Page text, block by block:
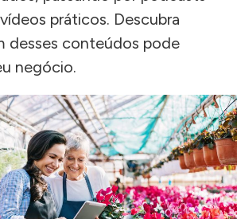
práticos. Descubra
desses conteúdos pode
negócio.